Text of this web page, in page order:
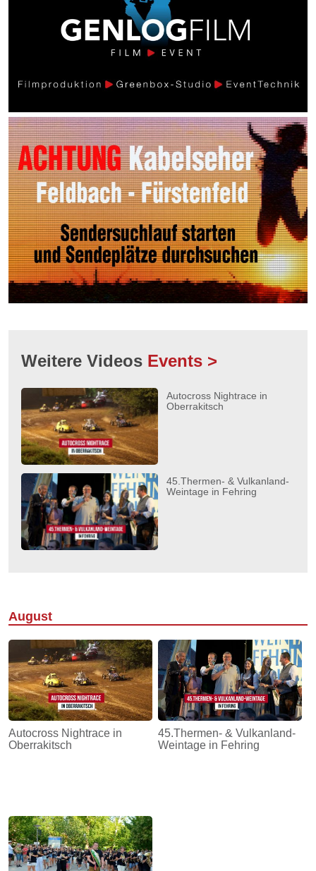
Weitere Videos Events >
Autocross Nightrace in
Oberrakitsch
45.Thermen- & Vulkanland-
Weintage in Fehring
August
Autocross Nightrace in
Oberrakitsch
45.Thermen- & Vulkanland-
Weintage in Fehring